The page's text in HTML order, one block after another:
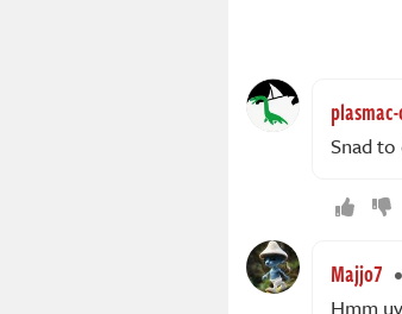
Snad
Majjo7
Hmm